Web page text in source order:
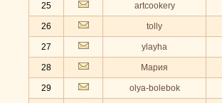
25 artcookery
26 tolly
27 ylayha
28 Мария
29 olya-bolebok